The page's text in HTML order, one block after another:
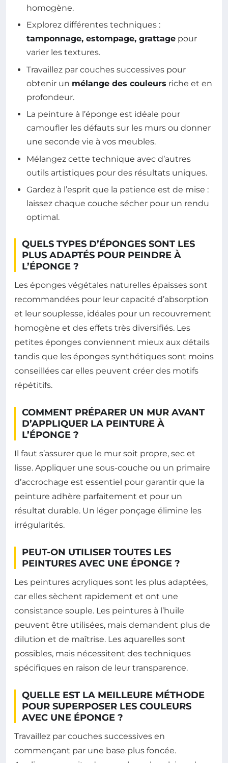
homogène.
Explorez différentes techniques :
tamponnage, estompage, grattage pour
varier les textures.
Travaillez par couches successives pour
obtenir un mélange des couleurs riche et en
profondeur.
La peinture à l’éponge est idéale pour
camoufler les défauts sur les murs ou donner
une seconde vie à vos meubles.
Mélangez cette technique avec d’autres
outils artistiques pour des résultats uniques.
Gardez à l’esprit que la patience est de mise :
laissez chaque couche sécher pour un rendu
optimal.
QUELS TYPES D’ÉPONGES SONT LES
PLUS ADAPTÉS POUR PEINDRE À
L’ÉPONGE ?
Les éponges végétales naturelles épaisses sont
recommandées pour leur capacité d’absorption
et leur souplesse, idéales pour un recouvrement
homogène et des effets très diversifiés. Les
petites éponges conviennent mieux aux détails
tandis que les éponges synthétiques sont moins
conseillées car elles peuvent créer des motifs
répétitifs.
COMMENT PRÉPARER UN MUR AVANT
D’APPLIQUER LA PEINTURE À
L’ÉPONGE ?
Il faut s’assurer que le mur soit propre, sec et
lisse. Appliquer une sous-couche ou un primaire
d’accrochage est essentiel pour garantir que la
peinture adhère parfaitement et pour un
résultat durable. Un léger ponçage élimine les
irrégularités.
PEUT-ON UTILISER TOUTES LES
PEINTURES AVEC UNE ÉPONGE ?
Les peintures acryliques sont les plus adaptées,
car elles sèchent rapidement et ont une
consistance souple. Les peintures à l’huile
peuvent être utilisées, mais demandent plus de
dilution et de maîtrise. Les aquarelles sont
possibles, mais nécessitent des techniques
spécifiques en raison de leur transparence.
QUELLE EST LA MEILLEURE MÉTHODE
POUR SUPERPOSER LES COULEURS
AVEC UNE ÉPONGE ?
Travaillez par couches successives en
commençant par une base plus foncée.